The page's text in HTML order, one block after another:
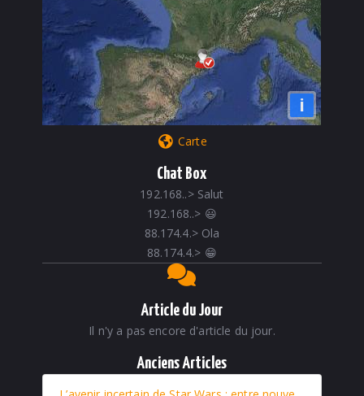
i
Carte
Chat Box
192.168..> Salut
192.168..> 😃
88.174.4.> Ola
88.174.4.> 😁
Article du Jour
Il n'y a pas encore d'article du jour.
Anciens Articles